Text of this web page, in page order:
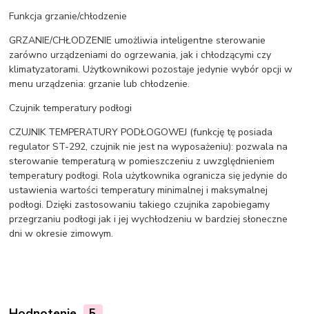
Funkcja grzanie/chłodzenie
GRZANIE/CHŁODZENIE umożliwia inteligentne sterowanie
zarówno urządzeniami do ogrzewania, jak i chłodzącymi czy
klimatyzatorami. Użytkownikowi pozostaje jedynie wybór opcji w
menu urządzenia: grzanie lub chłodzenie.
Czujnik temperatury podłogi
CZUJNIK TEMPERATURY PODŁOGOWEJ (funkcję tę posiada
regulator ST-292, czujnik nie jest na wyposażeniu): pozwala na
sterowanie temperaturą w pomieszczeniu z uwzględnieniem
temperatury podłogi. Rola użytkownika ogranicza się jedynie do
ustawienia wartości temperatury minimalnej i maksymalnej
podłogi. Dzięki zastosowaniu takiego czujnika zapobiegamy
przegrzaniu podłogi jak i jej wychłodzeniu w bardziej słoneczne
dni w okresie zimowym.